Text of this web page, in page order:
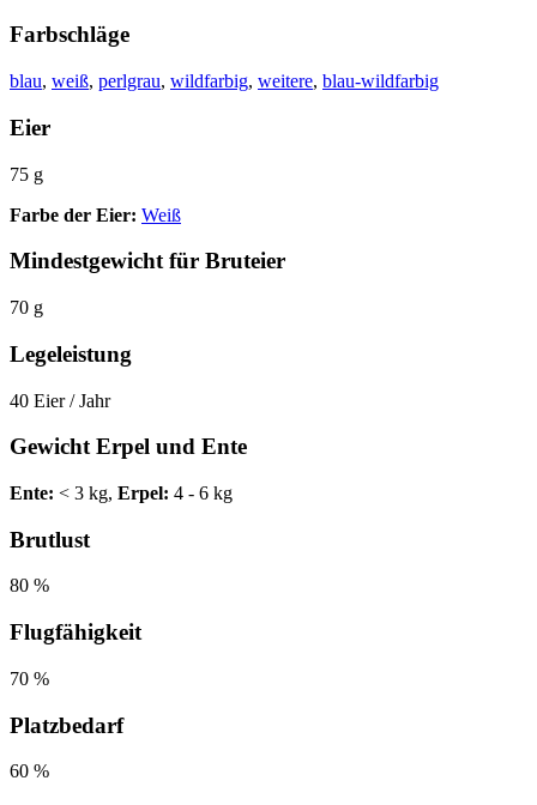
Farbschläge
blau, weiß, perlgrau, wildfarbig, weitere, blau-wildfarbig
Eier
75 g
Farbe der Eier: Weiß
Mindestgewicht für Bruteier
70 g
Legeleistung
40 Eier / Jahr
Gewicht Erpel und Ente
Ente: < 3 kg, Erpel: 4 - 6 kg
Brutlust
80 %
Flugfähigkeit
70 %
Platzbedarf
60 %